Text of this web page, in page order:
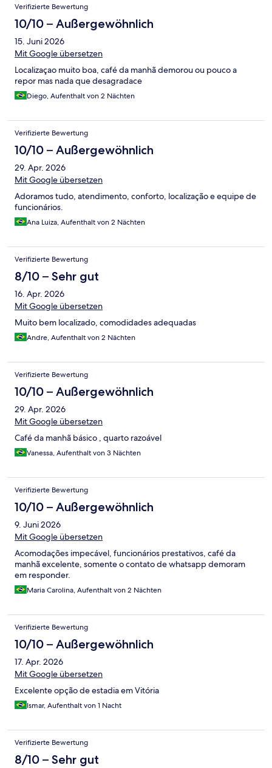
Verifizierte Bewertung
10/10 – Außergewöhnlich
15. Juni 2026
Mit Google übersetzen
Localizaçao muito boa, café da manhã demorou ou pouco a
repor mas nada que desagradace
Diego, Aufenthalt von 2 Nächten
Verifizierte Bewertung
10/10 – Außergewöhnlich
29. Apr. 2026
Mit Google übersetzen
Adoramos tudo, atendimento, conforto, localização e equipe de
funcionários.
Ana Luiza, Aufenthalt von 2 Nächten
Verifizierte Bewertung
8/10 – Sehr gut
16. Apr. 2026
Mit Google übersetzen
Muito bem localizado, comodidades adequadas
Andre, Aufenthalt von 2 Nächten
Verifizierte Bewertung
10/10 – Außergewöhnlich
29. Apr. 2026
Mit Google übersetzen
Café da manhã básico , quarto razoável
Vanessa, Aufenthalt von 3 Nächten
Verifizierte Bewertung
10/10 – Außergewöhnlich
9. Juni 2026
Mit Google übersetzen
Acomodações impecável, funcionários prestativos, café da
manhã excelente, somente o contato de whatsapp demoram
em responder.
Maria Carolina, Aufenthalt von 2 Nächten
Verifizierte Bewertung
10/10 – Außergewöhnlich
17. Apr. 2026
Mit Google übersetzen
Excelente opção de estadia em Vitória
Ismar, Aufenthalt von 1 Nacht
Verifizierte Bewertung
8/10 – Sehr gut